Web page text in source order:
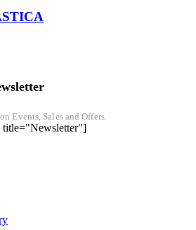
Events, Sales and Offers.